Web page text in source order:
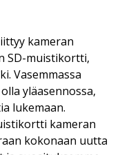
kameran
SD-muistikortti,
Vasemmassa
yläasennossa,
lukemaan.
kameran
kokonaan uutta